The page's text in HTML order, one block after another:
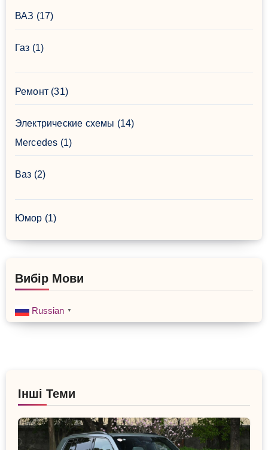
ВАЗ (17)
Газ (1)
Ремонт(31)
Электрические схемы (14)
Mercedes (1)
Ваз (2)
Юмор (1)
Вибір Мови
Russian ▼
Інші Теми